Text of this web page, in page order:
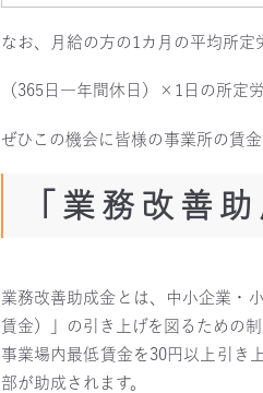
なお、月給の方の1カ月の平均所定
（365日―年間休日）×1日の所定
ぜひこの機会に皆様の事業所の賃
「業務改善助
業務改善助成金とは、中小企業・
賃金）」の引き上げを図るための制
事業場内最低賃金を30円以上引き
部が助成されます。